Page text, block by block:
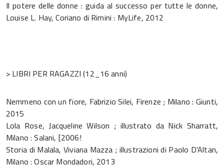
Il potere delle donne : guida al successo per tutte le donne,
Louise L. Hay, Coriano di Rimini : MyLife, 2012
> LIBRI PER RAGAZZI (12_16 anni)
Nemmeno con un fiore, Fabrizio Silei, Firenze ; Milano : Giunti,
2015
Lola Rose, Jacqueline Wilson ; illustrato da Nick Sharratt,
Milano : Salani, [2006!
Storia di Malala, Viviana Mazza ; illustrazioni di Paolo D'Altan,
Milano : Oscar Mondadori, 2013